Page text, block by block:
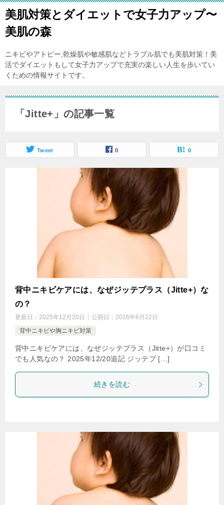
美肌対策とダイエットで女子力アップ〜
美肌の森
ニキビやアトピー,乾燥肌や敏感肌などトラブル肌でも美肌対策！美
活でダイエットもして女子力アップで充実の楽しい人生を歩いてい
くための情報サイトです。
「Jitte+」の記事一覧
Tweet 0 0
背中ニキビケアには、なぜジッテプラス（Jitte+）な
の？
更新日： 2025年12月20日 公開日： 2016年6月22日
背中ニキビや胸ニキビ対策
背中ニキビケアには、なぜジッテプラス（Jitte+）が口コミ
でも人気なの？ 2025年12/20追記 ジッテプ […]
続きを読む